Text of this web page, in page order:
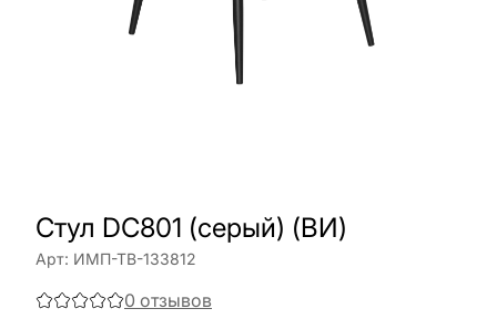
Стул DC801 (серый) (ВИ)
Арт: ИМП-ТВ-133812
0 отзывов